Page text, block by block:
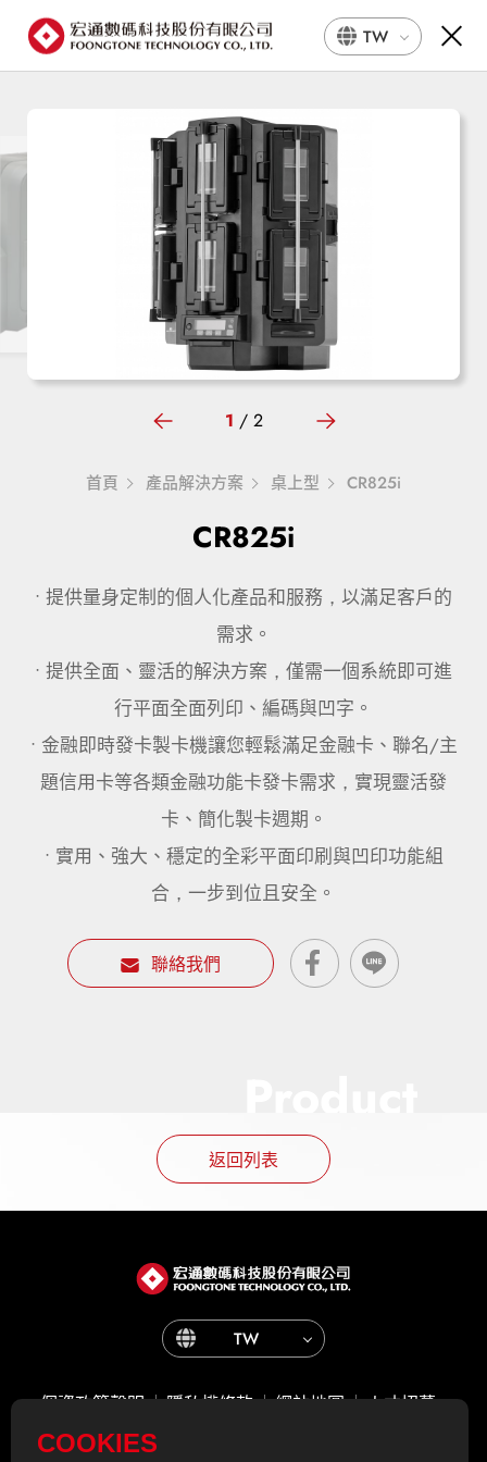
COOKIES
TW
1 / 2
首頁 產品解決方案 桌上型 CR825i
CR825i
• 提供量身定制的個人化產品和服務，以滿足客戶的
需求。
• 提供全面、靈活的解決方案，僅需一個系統即可進
行平面全面列印、編碼與凹字。
• 金融即時發卡製卡機讓您輕鬆滿足金融卡、聯名/主
題信用卡等各類金融功能卡發卡需求，實現靈活發
卡、簡化製卡週期。
• 實用、強大、穩定的全彩平面印刷與凹印功能組
合，一步到位且安全。
聯絡我們
返回列表
TW
個資政策聲明 隱私權條款 網站地圖 人才招募